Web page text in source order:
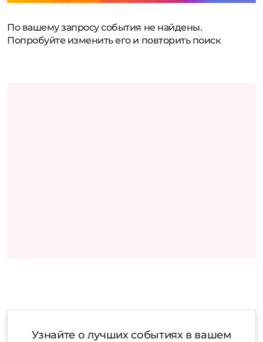
По вашему запросу события не найдены.
Попробуйте изменить его и повторить поиск
Узнайте о лучших событиях в вашем